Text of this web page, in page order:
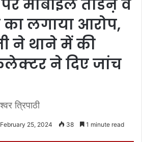
मोबाइल तोडऩे व
का लगाया आरोप,
ने थाने में की
ने दिए जांच
त्रिपाठी
February 25, 2024 38 1 minute read